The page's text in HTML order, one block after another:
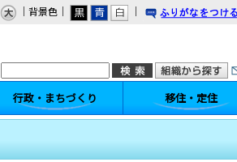
｜背景色｜
行政・まちづくり 移住・定住